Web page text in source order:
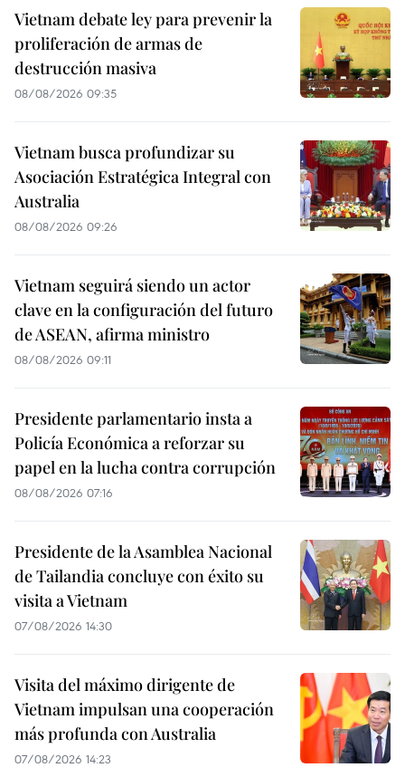
Vietnam debate ley para prevenir la
proliferación de armas de
destrucción masiva
08/08/2026 09:35
Vietnam busca profundizar su
Asociación Estratégica Integral con
Australia
08/08/2026 09:26
Vietnam seguirá siendo un actor
clave en la configuración del futuro
de ASEAN, afirma ministro
08/08/2026 09:11
Presidente parlamentario insta a
Policía Económica a reforzar su
papel en la lucha contra corrupción
08/08/2026 07:16
Presidente de la Asamblea Nacional
de Tailandia concluye con éxito su
visita a Vietnam
07/08/2026 14:30
Visita del máximo dirigente de
Vietnam impulsan una cooperación
más profunda con Australia
07/08/2026 14:23